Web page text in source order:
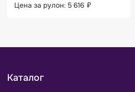
Цена за рулон: 5 616 ₽
Каталог